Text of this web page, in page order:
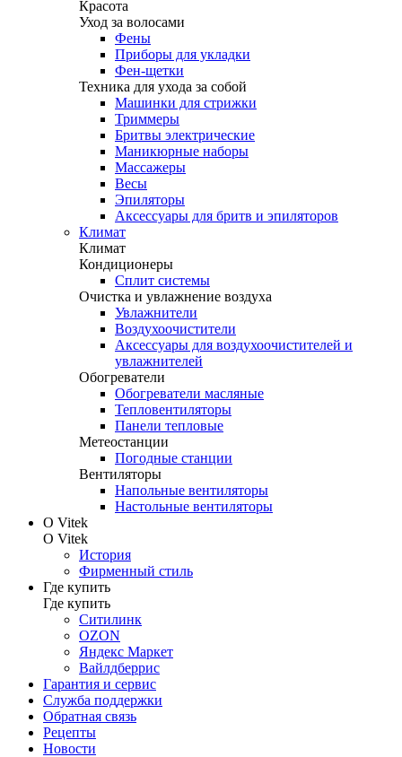
Красота
Уход за волосами
Фены
Приборы для укладки
Фен-щетки
Техника для ухода за собой
Машинки для стрижки
Триммеры
Бритвы электрические
Маникюрные наборы
Массажеры
Весы
Эпиляторы
Аксессуары для бритв и эпиляторов
Климат
Климат
Кондиционеры
Сплит системы
Очистка и увлажнение воздуха
Увлажнители
Воздухоочистители
Аксессуары для воздухоочистителей и
увлажнителей
Обогреватели
Обогреватели масляные
Тепловентиляторы
Панели тепловые
Метеостанции
Погодные станции
Вентиляторы
Напольные вентиляторы
Настольные вентиляторы
О Vitek
О Vitek
История
Фирменный стиль
Где купить
Где купить
Ситилинк
OZON
Яндекс Маркет
Вайлдберрис
Гарантия и сервис
Служба поддержки
Обратная связь
Рецепты
Новости